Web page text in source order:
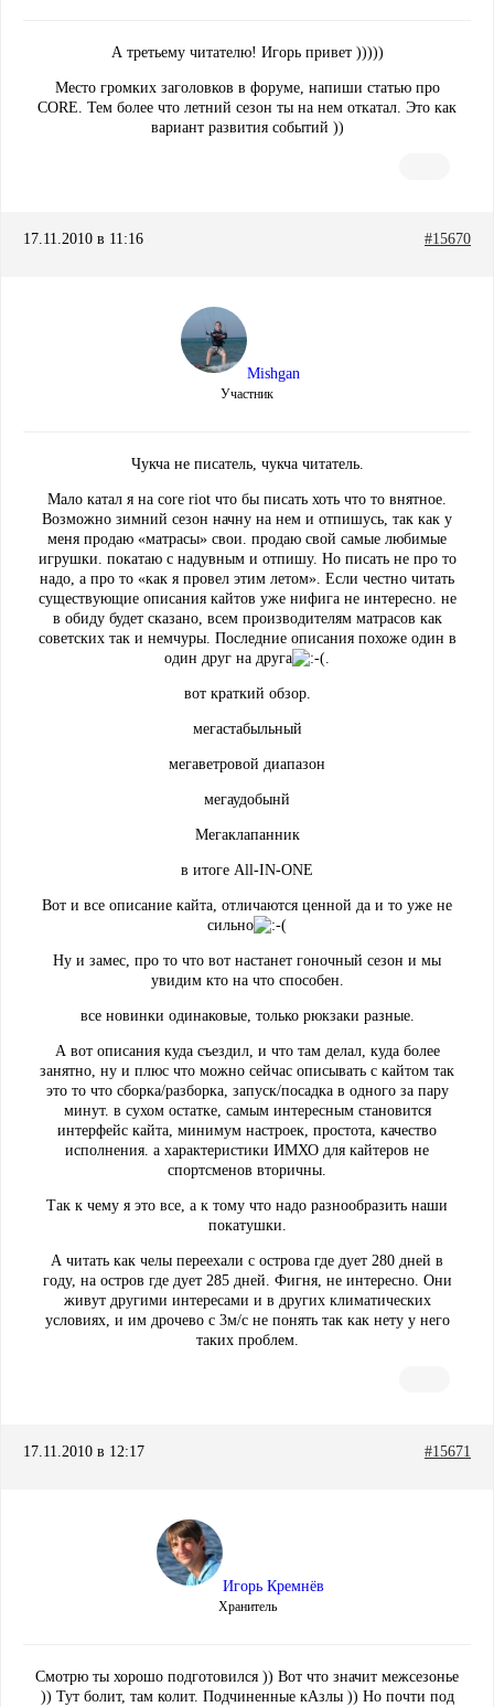
А третьему читателю! Игорь привет )))))
Место громких заголовков в форуме, напиши статью про
CORE. Тем более что летний сезон ты на нем откатал. Это как
вариант развития событий ))
17.11.2010 в 11:16 #15670
Mishgan
Участник
Чукча не писатель, чукча читатель.
Мало катал я на core riot что бы писать хоть что то внятное.
Возможно зимний сезон начну на нем и отпишусь, так как у
меня продаю «матрасы» свои. продаю свой самые любимые
игрушки. покатаю с надувным и отпишу. Но писать не про то
надо, а про то «как я провел этим летом». Если честно читать
существующие описания кайтов уже нифига не интересно. не
в обиду будет сказано, всем производителям матрасов как
советских так и немчуры. Последние описания похоже один в
один друг на друга
.
вот краткий обзор.
мегастабыльный
мегаветровой диапазон
мегаудобынй
Мегаклапанник
в итоге All-IN-ONE
Вот и все описание кайта, отличаются ценной да и то уже не
сильно
Ну и замес, про то что вот настанет гоночный сезон и мы
увидим кто на что способен.
все новинки одинаковые, только рюкзаки разные.
А вот описания куда съездил, и что там делал, куда более
занятно, ну и плюс что можно сейчас описывать с кайтом так
это то что сборка/разборка, запуск/посадка в одного за пару
минут. в сухом остатке, самым интересным становится
интерфейс кайта, минимум настроек, простота, качество
исполнения. а характеристики ИМХО для кайтеров не
спортсменов вторичны.
Так к чему я это все, а к тому что надо разнообразить наши
покатушки.
А читать как челы переехали с острова где дует 280 дней в
году, на остров где дует 285 дней. Фигня, не интересно. Они
живут другими интересами и в других климатических
условиях, и им дрочево с 3м/с не понять так как нету у него
таких проблем.
17.11.2010 в 12:17 #15671
Игорь Кремнёв
Хранитель
Смотрю ты хорошо подготовился )) Вот что значит межсезонье
)) Тут болит, там колит. Подчиненные кАзлы )) Но почти под